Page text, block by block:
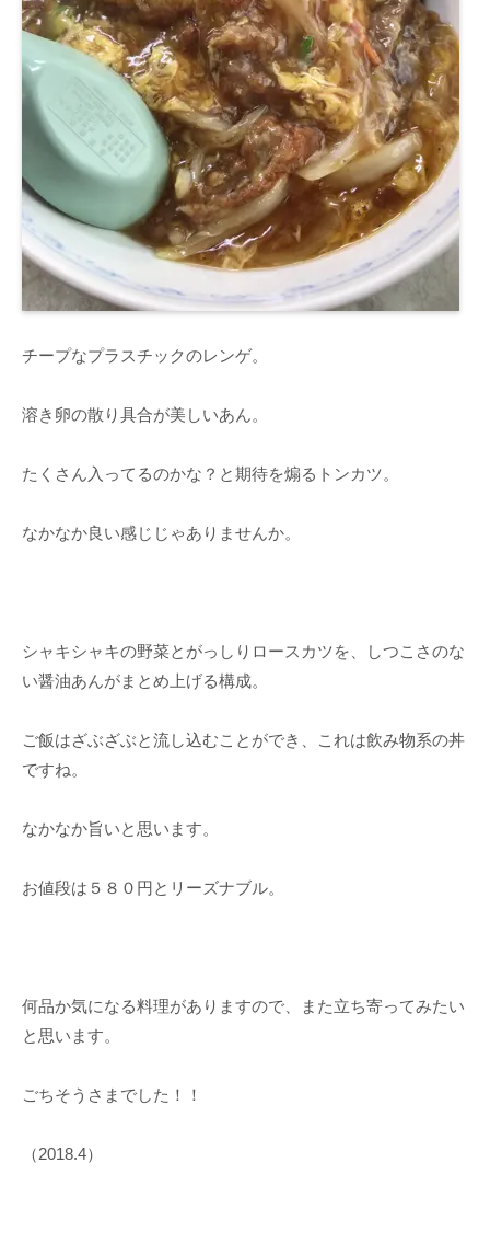
チープなプラスチックのレンゲ。
溶き卵の散り具合が美しいあん。
たくさん入ってるのかな？と期待を煽るトンカツ。
なかなか良い感じじゃありませんか。
シャキシャキの野菜とがっしりロースカツを、しつこさのな
い醤油あんがまとめ上げる構成。
ご飯はざぶざぶと流し込むことができ、これは飲み物系の丼
ですね。
なかなか旨いと思います。
お値段は５８０円とリーズナブル。
何品か気になる料理がありますので、また立ち寄ってみたい
と思います。
ごちそうさまでした！！
（2018.4）